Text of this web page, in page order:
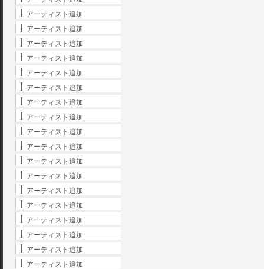
アーティスト追加
アーティスト追加
アーティスト追加
アーティスト追加
アーティスト追加
アーティスト追加
アーティスト追加
アーティスト追加
アーティスト追加
アーティスト追加
アーティスト追加
アーティスト追加
アーティスト追加
アーティスト追加
アーティスト追加
アーティスト追加
アーティスト追加
アーティスト追加